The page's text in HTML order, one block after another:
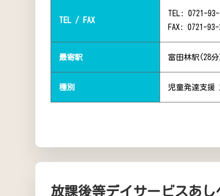
TEL / FAX
TEL: 0721-93-
FAX: 0721-93-
最寄駅 富田林駅(28
種別 児童発達支援
放課後等デイサービスあし